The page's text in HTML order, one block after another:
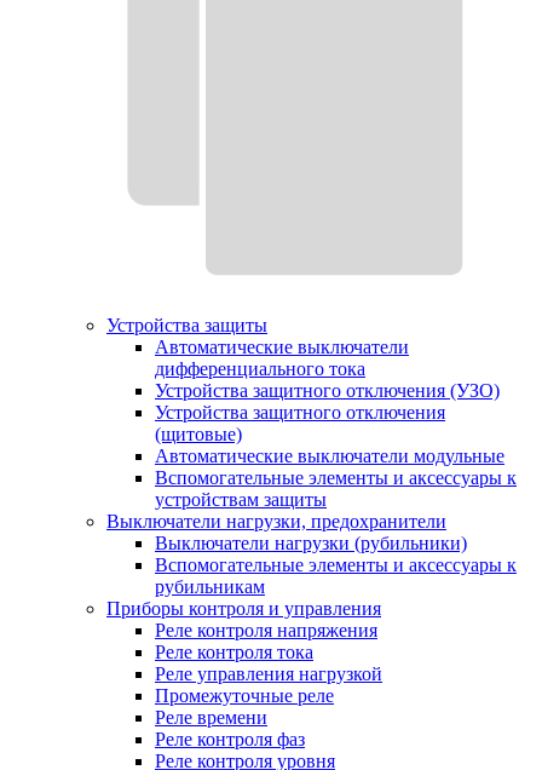
Устройства защиты
Автоматические выключатели
дифференциального тока
Устройства защитного отключения (УЗО)
Устройства защитного отключения
(щитовые)
Автоматические выключатели модульные
Вспомогательные элементы и аксессуары к
устройствам защиты
Выключатели нагрузки, предохранители
Выключатели нагрузки (рубильники)
Вспомогательные элементы и аксессуары к
рубильникам
Приборы контроля и управления
Реле контроля напряжения
Реле контроля тока
Реле управления нагрузкой
Промежуточные реле
Реле времени
Реле контроля фаз
Реле контроля уровня